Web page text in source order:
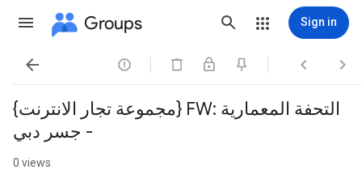
Groups Sign in
   
{مجموعة تجار الانترنت} FW: التحفة المعمارية
- جسر دبي
0 views